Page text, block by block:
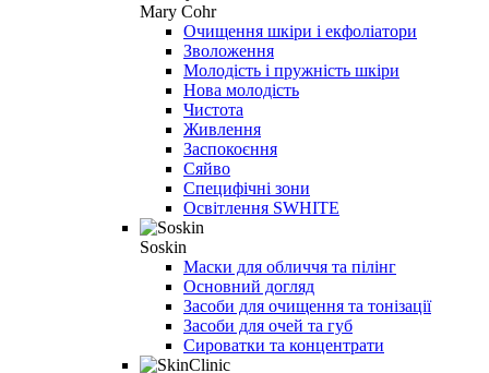
Mary Cohr
Очищення шкіри і екфоліатори
Зволоження
Молодість і пружність шкіри
Нова молодість
Чистота
Живлення
Заспокоєння
Сяйво
Специфічні зони
Освітлення SWHITE
Soskin
Маски для обличчя та пілінг
Основний догляд
Засоби для очищення та тонізації
Засоби для очей та губ
Сироватки та концентрати